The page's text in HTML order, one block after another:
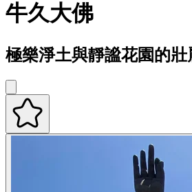
牛久大佛
極樂淨土與靜謐花園的壯